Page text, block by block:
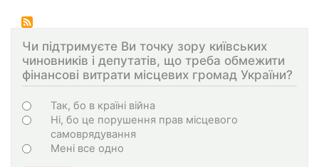
Чи підтримуєте Ви точку зору київських
чиновників і депутатів, що треба обмежити
фінансові витрати місцевих громад України?
Choices
Так, бо в країні війна
Ні, бо це порушення прав місцевого
самоврядування
Мені все одно